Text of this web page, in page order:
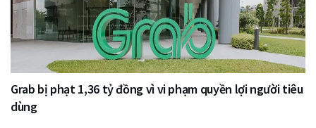
Grab bị phạt 1,36 tỷ đồng vì vi phạm quyền lợi người tiêu
dùng